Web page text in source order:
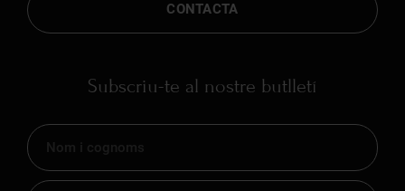
CONTACTA
Subscriu-te al nostre butlletí